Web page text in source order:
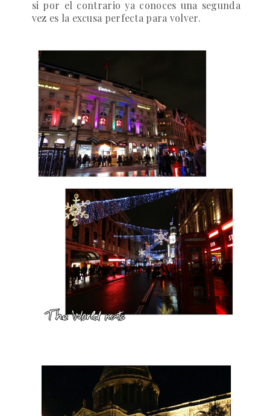
si por el contrario ya conoces una segunda
vez es la excusa perfecta para volver.